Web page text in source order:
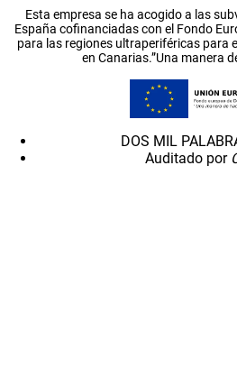
Esta empresa se ha acogido a las
España cofinanciadas con el Fondo
para las regiones ultraperiféricas para
en Canarias.”Una manera
DOS MIL
Auditado por